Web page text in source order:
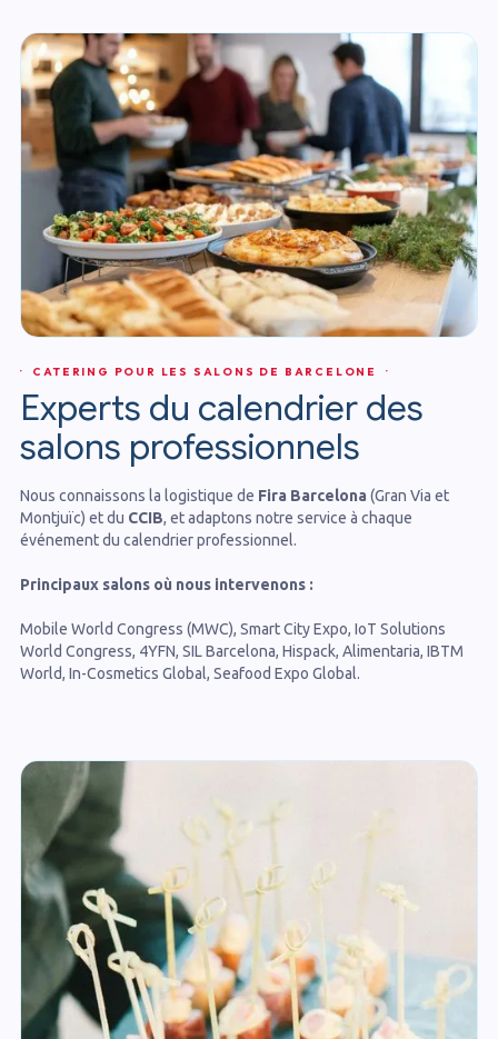
· CATERING POUR LES SALONS DE BARCELONE ·
Experts du calendrier des
salons professionnels
Nous connaissons la logistique de Fira Barcelona (Gran Via et
Montjuïc) et du CCIB, et adaptons notre service à chaque
événement du calendrier professionnel.
Principaux salons où nous intervenons :
Mobile World Congress (MWC), Smart City Expo, IoT Solutions
World Congress, 4YFN, SIL Barcelona, Hispack, Alimentaria, IBTM
World, In-Cosmetics Global, Seafood Expo Global.